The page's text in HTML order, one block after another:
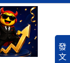
發
文